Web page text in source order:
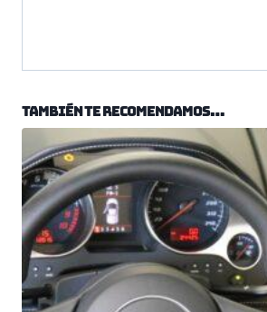
También te recomendamos…